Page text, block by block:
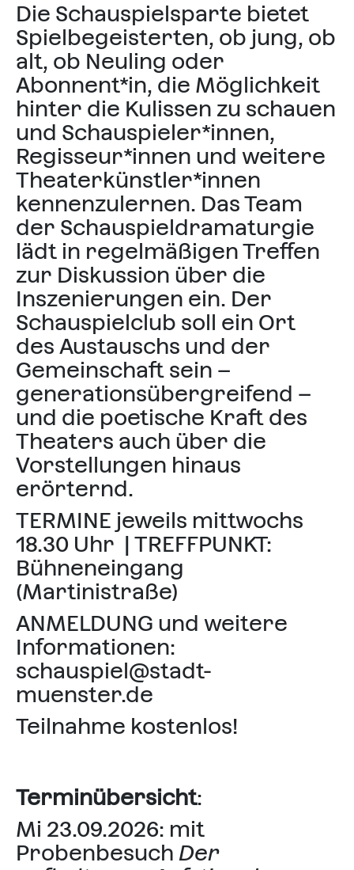
Die Schauspielsparte bietet
Spielbegeisterten, ob jung, ob
alt, ob Neuling oder
Abonnent*in, die Möglichkeit
hinter die Kulissen zu schauen
und Schauspieler*innen,
Regisseur*innen und weitere
Theaterkünstler*innen
kennenzulernen. Das Team
der Schauspieldramaturgie
lädt in regelmäßigen Treffen
zur Diskussion über die
Inszenierungen ein. Der
Schauspielclub soll ein Ort
des Austauschs und der
Gemeinschaft sein –
generationsübergreifend –
und die poetische Kraft des
Theaters auch über die
Vorstellungen hinaus
erörternd.
TERMINE jeweils mittwochs
18.30 Uhr | TREFFPUNKT:
Bühneneingang
(Martinistraße)
ANMELDUNG und weitere
Informationen:
schauspiel@stadt-
muenster.de
Teilnahme kostenlos!
Terminübersicht:
Mi 23.09.2026: mit
Probenbesuch Der